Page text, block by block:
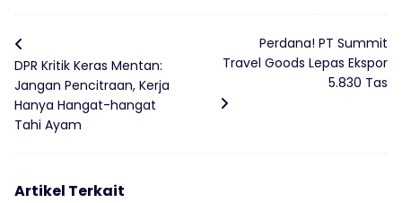
DPR Kritik Keras Mentan:
Jangan Pencitraan, Kerja
Hanya Hangat-hangat
Tahi Ayam
Perdana! PT Summit
Travel Goods Lepas Ekspor
5.830 Tas
Artikel Terkait